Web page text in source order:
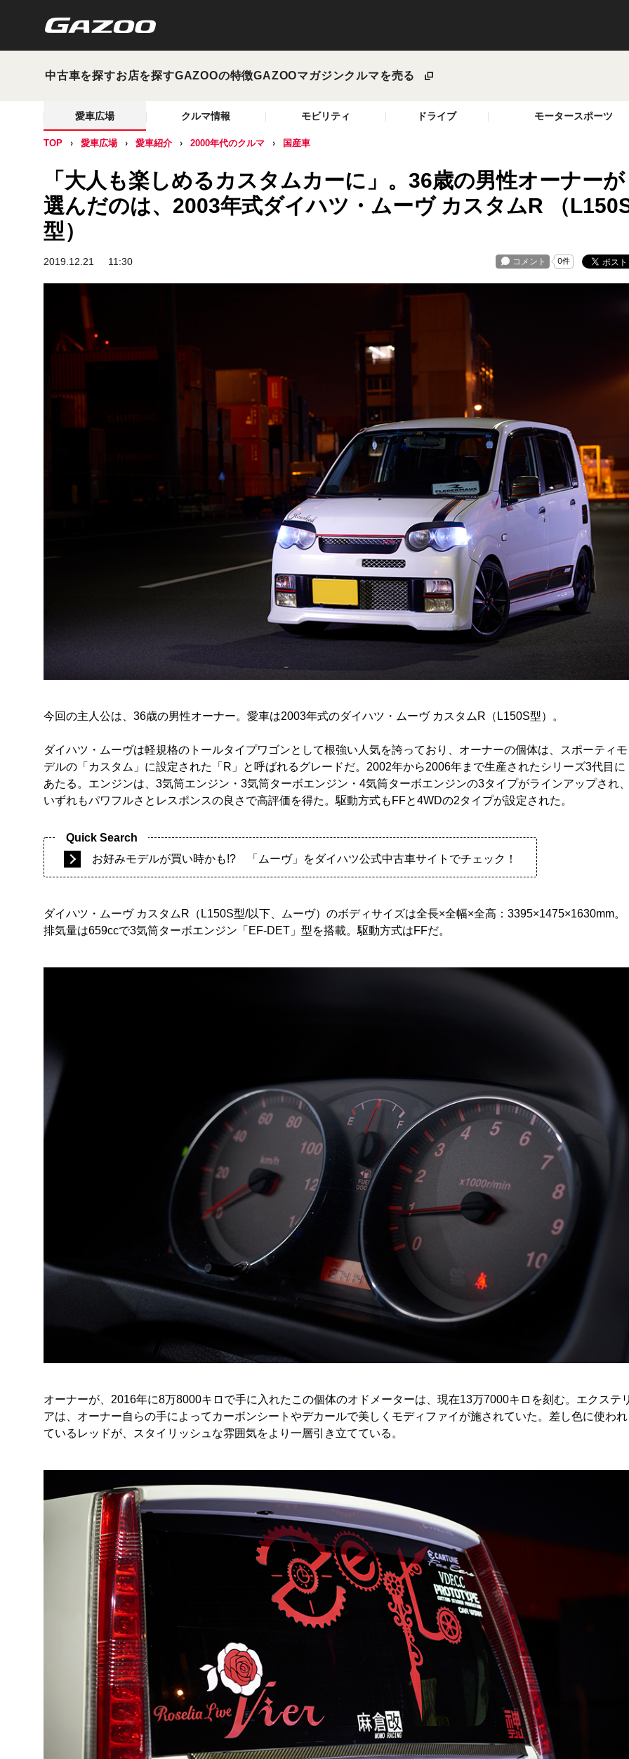
中古車を探すお店を探すGAZOOの特徴GAZOOマガジンクルマを売る
愛車広場 クルマ情報 モビリティ ドライブ モータースポーツ
TOP 愛車広場 愛車紹介 2000年代のクルマ 国産車
「大人も楽しめるカスタムカーに」。36歳の男性オーナーが
選んだのは、2003年式ダイハツ・ムーヴ カスタムR （
型）
2019.12.21 11:30
今回の主人公は、36歳の男性オーナー。愛車は2003年式のダイハツ・ムーヴ カスタムR（L150S型）。
ダイハツ・ムーヴは軽規格のトールタイプワゴンとして根強い人気を誇っており、オーナーの個体は、スポーティモ
デルの「カスタム」に設定された「R」と呼ばれるグレードだ。2002年から2006年まで生産されたシリーズ3代目に
あたる。エンジンは、3気筒エンジン・3気筒ターボエンジン・4気筒ターボエンジンの3タイプがラインアップされ
いずれもパワフルさとレスポンスの良さで高評価を得た。駆動方式もFFと4WDの2タイプが設定された。
お好みモデルが買い時かも!? 「ムーヴ」をダイハツ公式中古車サイトでチェック！
ダイハツ・ムーヴ カスタムR（L150S型/以下、ムーヴ）のボディサイズは全長×全幅×全高：3395×1475×1630mm。
排気量は659ccで3気筒ターボエンジン「EF-DET」型を搭載。駆動方式はFFだ。
オーナーが、2016年に8万8000キロで手に入れたこの個体のオドメーターは、現在13万7000キロを刻む。エクステ
アは、オーナー自らの手によってカーボンシートやデカールで美しくモディファイが施されていた。差し色に使われ
ているレッドが、スタイリッシュな雰囲気をより一層引き立てている。